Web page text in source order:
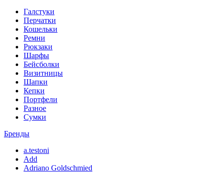
Галстуки
Перчатки
Кошельки
Ремни
Рюкзаки
Шарфы
Бейсболки
Визитницы
Шапки
Кепки
Портфели
Разное
Сумки
Бренды
a.testoni
Add
Adriano Goldschmied